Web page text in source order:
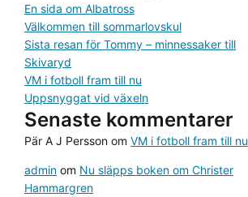
En sida om Albatross
Välkommen till sommarlovskul
Sista resan för Tommy – minnessaker till
Skivaryd
VM i fotboll fram till nu
Uppsnyggat vid växeln
Senaste kommentarer
Pär A J Persson om VM i fotboll fram till nu
admin om Nu släpps boken om Christer
Hammargren